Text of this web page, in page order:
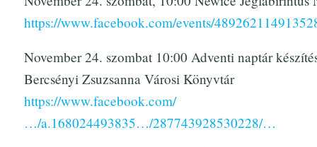
https://www.facebook.com/events/
November 24. szombat 10:00 Adventi naptár
Bercsényi Zsuzsanna Városi Könyvtár
https://www.facebook.com/
…/a.168024493835…/287743928530228/…